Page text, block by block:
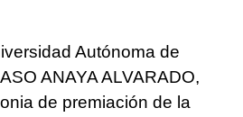
Autónoma de
ANAYA ALVARADO,
de premiación de la